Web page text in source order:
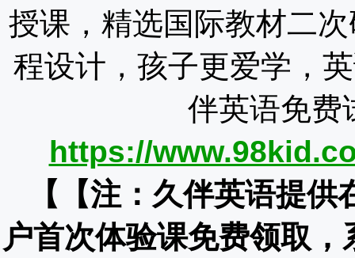
授课，精选国际教材二
程设计，孩子更爱学，
伴英语免费
https://
【【注：久伴英语提
户首次体验课免费领取